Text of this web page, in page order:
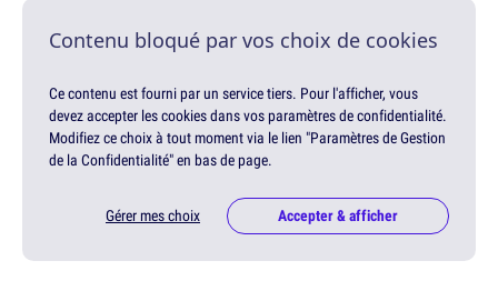
Contenu bloqué par vos choix de cookies
Ce contenu est fourni par un service tiers. Pour l'afficher, vous
devez accepter les cookies dans vos paramètres de confidentialité.
Modifiez ce choix à tout moment via le lien "Paramètres de Gestion
de la Confidentialité" en bas de page.
Gérer mes choix Accepter & afficher